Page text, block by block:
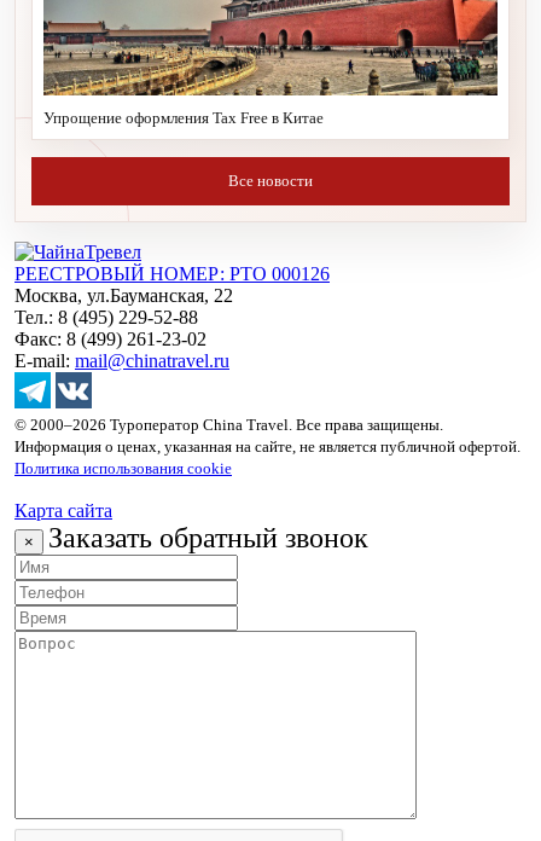
Упрощение оформления Tax Free в Китае
Все новости
РЕЕСТРОВЫЙ НОМЕР: РТО 000126
Москва, ул.Бауманская, 22
Тел.: 8 (495) 229-52-88
Факс: 8 (499) 261-23-02
E-mail: mail@chinatravel.ru
© 2000–2026 Туроператор China Travel. Все права защищены.
Информация о ценах, указанная на сайте, не является публичной офертой.
Политика использования cookie
Карта сайта
× Заказать обратный звонок